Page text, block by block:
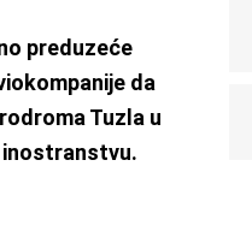
preduzeće
da
Tuzla u
inostranstvu.